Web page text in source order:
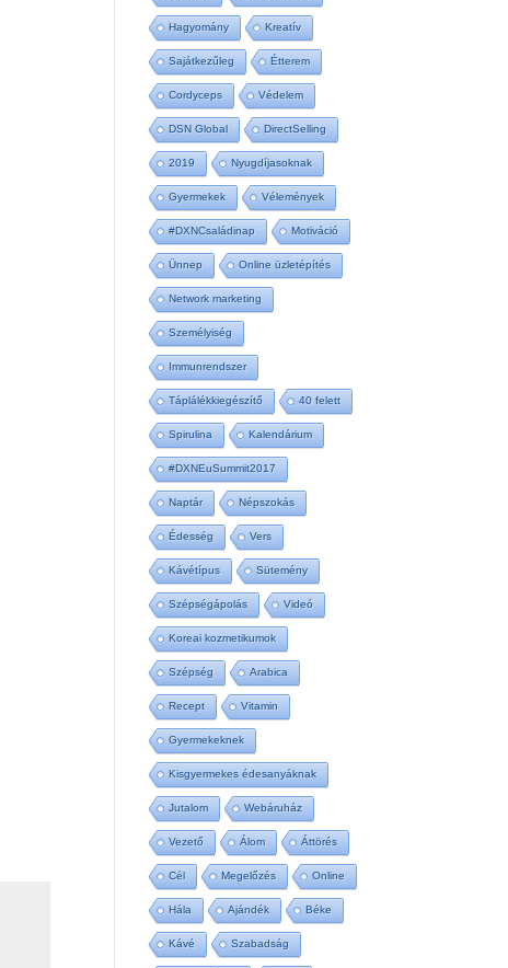
Hagyomány Kreatív
Sajátkezűleg Étterem
Cordyceps Védelem
DSN Global DirectSelling
2019 Nyugdíjasoknak
Gyermekek Vélemények
#DXNCsaládinap Motiváció
Ünnep Online üzletépítés
Network marketing
Személyiség
Immunrendszer
Táplálékkiegészítő 40 felett
Spirulina Kalendárium
#DXNEuSummit2017
Naptár Népszokás
Édesség Vers
Kávétípus Sütemény
Szépségápolás Videó
Koreai kozmetikumok
Szépség Arabica
Recept Vitamin
Gyermekeknek
Kisgyermekes édesanyáknak
Jutalom Webáruház
Vezető Álom Áttörés
Cél Megelőzés Online
Hála Ajándék Béke
Kávé Szabadság